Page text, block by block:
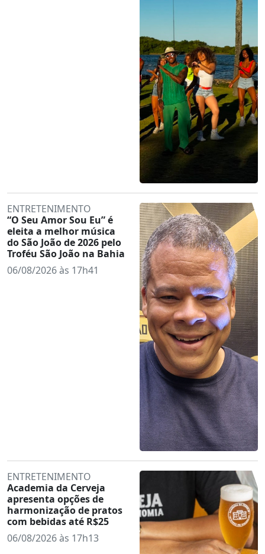
ENTRETENIMENTO
“O Seu Amor Sou Eu” é
eleita a melhor música
do São João de 2026 pelo
Troféu São João na Bahia
06/08/2026 às 17h41
ENTRETENIMENTO
Academia da Cerveja
apresenta opções de
harmonização de pratos
com bebidas até R$25
06/08/2026 às 17h13